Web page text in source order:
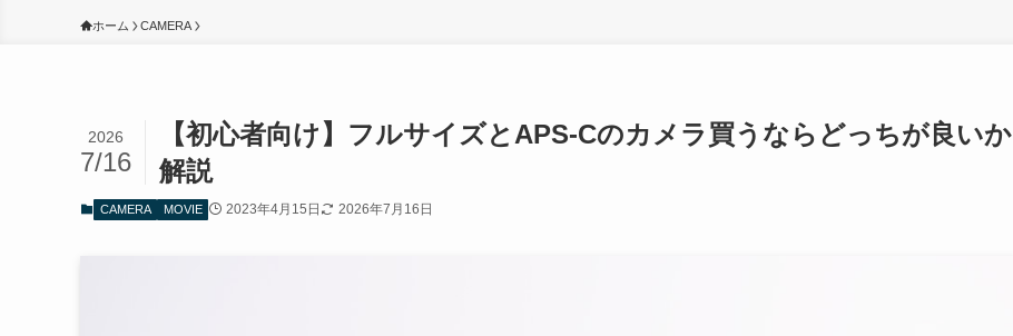
ホーム CAMERA
【初心者向け】フルサイズとAPS-Cのカメラ買うならどっちが良いか
解説
2026
7/16
CAMERA MOVIE 2023年4月15日 2026年7月16日